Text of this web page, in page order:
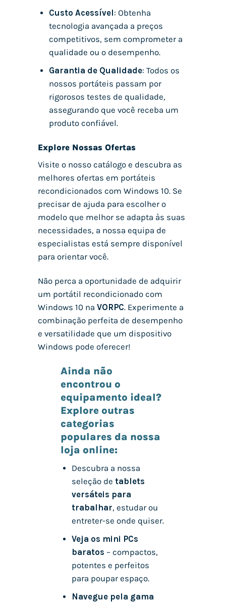
Custo Acessível: Obtenha
tecnologia avançada a preços
competitivos, sem comprometer a
qualidade ou o desempenho.
Garantia de Qualidade: Todos os
nossos portáteis passam por
rigorosos testes de qualidade,
assegurando que você receba um
produto confiável.
Explore Nossas Ofertas
Visite o nosso catálogo e descubra as
melhores ofertas em portáteis
recondicionados com Windows 10. Se
precisar de ajuda para escolher o
modelo que melhor se adapta às suas
necessidades, a nossa equipa de
especialistas está sempre disponível
para orientar você.
Não perca a oportunidade de adquirir
um portátil recondicionado com
Windows 10 na VORPC. Experimente a
combinação perfeita de desempenho
e versatilidade que um dispositivo
Windows pode oferecer!
Ainda não
encontrou o
equipamento ideal?
Explore outras
categorias
populares da nossa
loja online:
Descubra a nossa
seleção de tablets
versáteis para
trabalhar, estudar ou
entreter-se onde quiser.
Veja os mini PCs
baratos – compactos,
potentes e perfeitos
para poupar espaço.
Navegue pela gama